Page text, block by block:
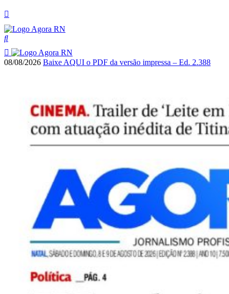
08/08/2026 Baixe AQUI o PDF da versão impressa – Ed. 2.388